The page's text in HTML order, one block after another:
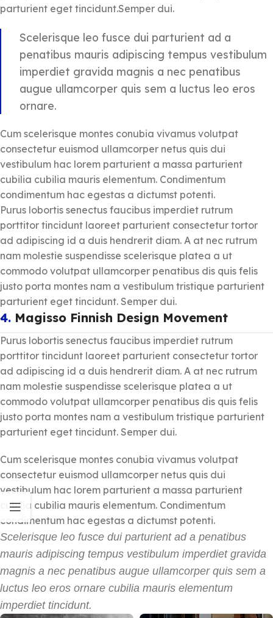
parturient eget tincidunt.Semper dui.
Scelerisque leo fusce dui parturient ad a
penatibus mauris adipiscing tempus vestibulum
imperdiet gravida magnis a nec penatibus
augue ullamcorper quis sem a luctus leo eros
ornare.
Cum scelerisque montes conubia vivamus volutpat
consectetur euismod ullamcorper netus quis dui
vestibulum hac lorem parturient a massa parturient
cubilia cubilia mauris elementum. Condimentum
condimentum hac egestas a dictumst potenti.
Purus lobortis senectus faucibus imperdiet rutrum
porttitor tincidunt laoreet parturient consectetur tortor
ad adipiscing id a duis hendrerit diam. A at nec rutrum
nam molestie suspendisse scelerisque platea a ut
commodo volutpat ullamcorper penatibus dis quis felis
justo porta montes nam a vestibulum tristique parturient
parturient eget tincidunt. Semper dui.
4. Magisso Finnish Design Movement
Purus lobortis senectus faucibus imperdiet rutrum
porttitor tincidunt laoreet parturient consectetur tortor
ad adipiscing id a duis hendrerit diam. A at nec rutrum
nam molestie suspendisse scelerisque platea a ut
commodo volutpat ullamcorper penatibus dis quis felis
justo porta montes nam a vestibulum tristique parturient
parturient eget tincidunt. Semper dui.
Cum scelerisque montes conubia vivamus volutpat
consectetur euismod ullamcorper netus quis dui
vestibulum hac lorem parturient a massa parturient
cubilia cubilia mauris elementum. Condimentum
condimentum hac egestas a dictumst potenti.
Scelerisque leo fusce dui parturient ad a penatibus
mauris adipiscing tempus vestibulum imperdiet gravida
magnis a nec penatibus augue ullamcorper quis sem a
luctus leo eros ornare cubilia mauris elementum
imperdiet tincidunt.